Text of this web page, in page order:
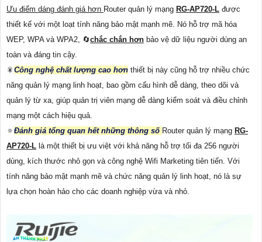
Ưu điểm dáng đánh giá hơn Router quản lý mạng RG-AP720-L được
thiết kế với một loạt tính năng bảo mật mạnh mẽ. Nó hỗ trợ mã hóa
WEP, WPA và WPA2, 🔄chắc chắn hơn bảo vệ dữ liệu người dùng an
toàn và đáng tin cậy.
🎇 Công nghệ chất lượng cao hơn thiết bị này cũng hỗ trợ nhiều chức
năng quản lý mạng linh hoạt, bao gồm cấu hình dễ dàng, theo dõi và
quản lý từ xa, giúp quản trị viên mạng dễ dàng kiểm soát và điều chỉnh
mạng một cách hiệu quả.
🔅 Đánh giá tổng quan hết những thông số Router quản lý mạng RG-
AP720-L là một thiết bị ưu việt với khả năng hỗ trợ tối đa 256 người
dùng, kích thước nhỏ gọn và công nghệ Wifi Marketing tiên tiến. Với
tính năng bảo mật mạnh mẽ và chức năng quản lý linh hoạt, nó là sự
lựa chọn hoàn hảo cho các doanh nghiệp vừa và nhỏ.